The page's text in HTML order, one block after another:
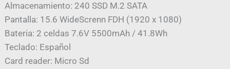
Almacenamiento: 240 SSD M.2 SATA
Pantalla: 15.6 WideScrenn FDH (1920 x 1080)
Bateria: 2 celdas 7.6V 5500mAh / 41.8Wh
Teclado: Español
Card reader: Micro Sd